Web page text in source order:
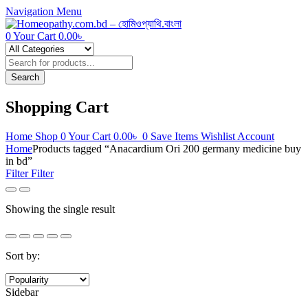
Navigation Menu
0Your Cart 0.00৳
Products
search
Search
Shopping Cart
Home Shop 0Your Cart 0.00৳ 0 Save Items Wishlist Account
HomeProducts tagged “Anacardium Ori 200 germany medicine buy
in bd”
FilterFilter
Showing the single result
Sort by:
Sidebar